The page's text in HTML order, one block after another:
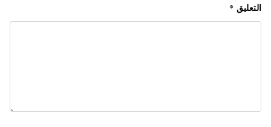
التعليق *